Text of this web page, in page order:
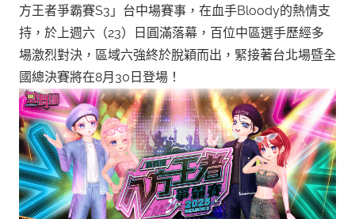
方王者爭霸賽S3」台中場賽事，在血手Bloody的熱情支
持，於上週六（23）日圓滿落幕，百位中區選手歷經多
場激烈對決，區域六強終於脫穎而出，緊接著台北場暨全
國總決賽將在8月30日登場！